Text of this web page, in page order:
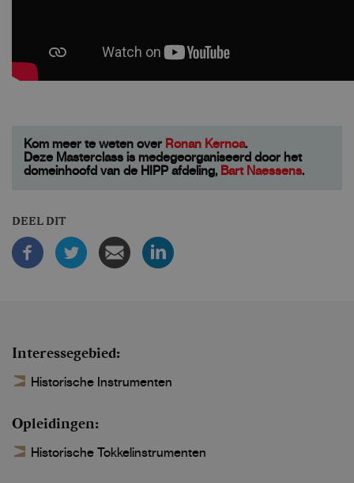
Kom meer te weten over Ronan Kernoa.
Deze Masterclass is medegeorganiseerd door het
domeinhoofd van de HIPP afdeling, Bart Naessens.
DEEL DIT
Interessegebied
Historische Instrumenten
Opleidingen
Historische Tokkelinstrumenten